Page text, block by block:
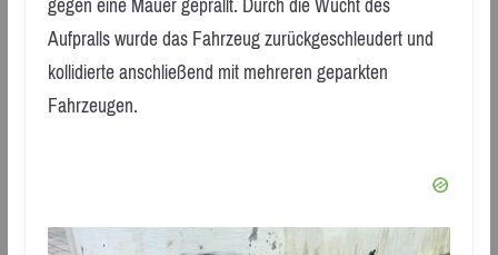
Aufpralls wurde das Fahrzeug zurückgeschleudert und
kollidierte anschließend mit mehreren geparkten
Fahrzeugen.